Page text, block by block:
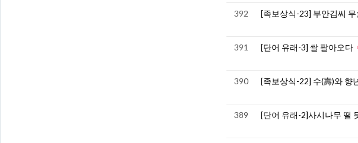
392 [족보상식-23] 부안김씨
391 [단어 유래-3] 쌀 팔아오다
390 [족보상식-22] 수(壽)와 향
389 [단어 유래-2]사시나무 떨